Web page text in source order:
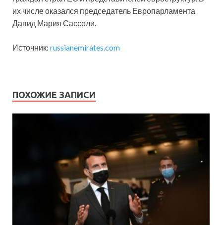
их числе оказался председатель Европарламента
Давид Мария Сассоли.
Источник: russianemirates.com
ПОХОЖИЕ ЗАПИСИ